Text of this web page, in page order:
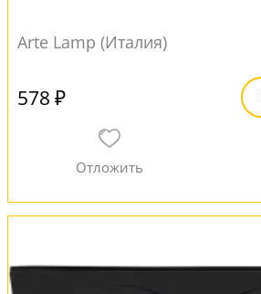
Arte Lamp (Италия)
578 ₽